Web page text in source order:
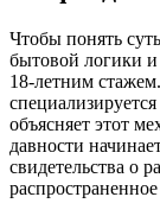
Чтобы понять
бытовой логики и
18-летним
объясняет этот
давности
свидетельства о